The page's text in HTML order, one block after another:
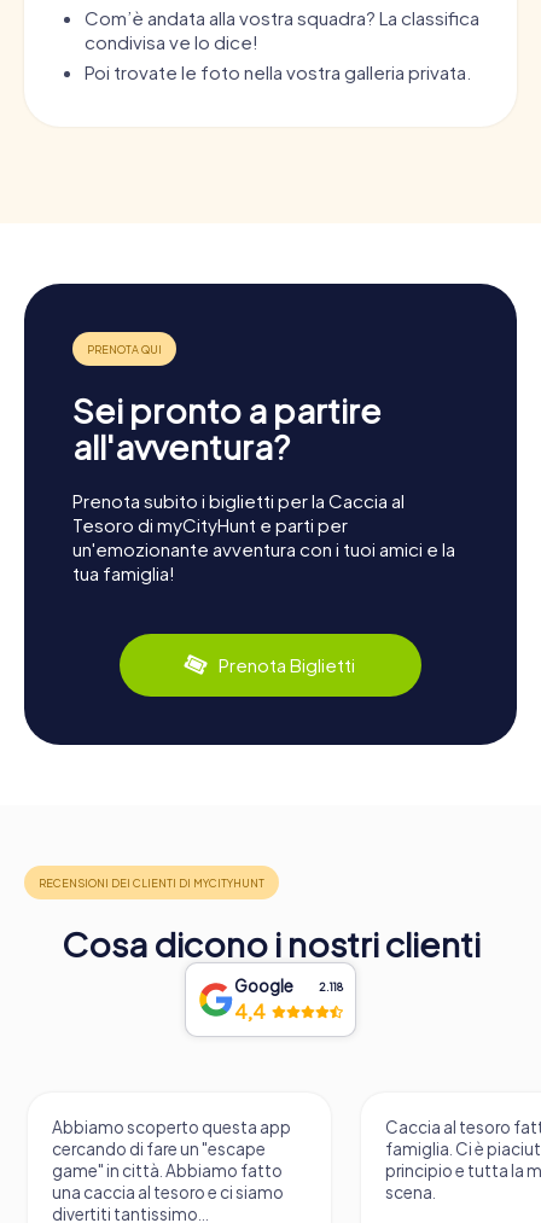
Com’è andata alla vostra squadra? La classifica
condivisa ve lo dice!
Poi trovate le foto nella vostra galleria privata.
Sei pronto a partire
all'avventura?
Prenota subito i biglietti per la Caccia al
Tesoro di myCityHunt e parti per
un'emozionante avventura con i tuoi amici e la
tua famiglia!
Prenota Biglietti
Cosa dicono i nostri clienti
Google 2.118
4,4
Abbiamo scoperto questa app
cercando di fare un "escape
game" in città. Abbiamo fatto
una caccia al tesoro e ci siamo
divertiti tantissimo...
Caccia al tesoro
famiglia. Ci è
principio e tutta la
scena.